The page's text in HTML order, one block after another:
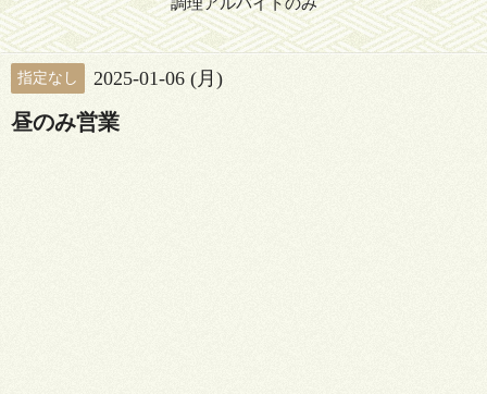
指定なし 2025-01-06 (月)
昼のみ営業